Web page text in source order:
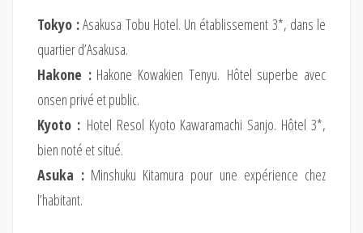
Tokyo :Asakusa Tobu Hotel. Un établissement 3*, dans le
quartier d’Asakusa.
Hakone :Hakone Kowakien Tenyu. Hôtel superbe avec
onsen privé et public.
Kyoto :Hotel Resol Kyoto Kawaramachi Sanjo. Hôtel 3*,
bien noté et situé.
Asuka : Minshuku Kitamura pour une expérience chez
l’habitant.